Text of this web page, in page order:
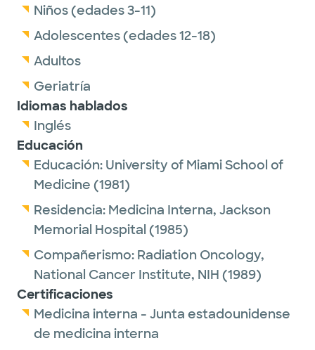
Niños (edades 3-11)
Adolescentes (edades 12-18)
Adultos
Geriatría
Idiomas hablados
Inglés
Educación
Educación: University of Miami School of
Medicine (1981)
Residencia: Medicina Interna, Jackson
Memorial Hospital (1985)
Compañerismo: Radiation Oncology,
National Cancer Institute, NIH (1989)
Certificaciones
Medicina interna - Junta estadounidense
de medicina interna